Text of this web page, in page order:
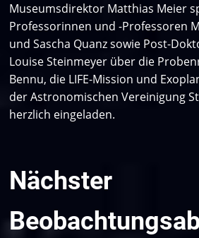
Museumsdirektor Matthias Meier
Professorinnen und -Professoren
und Sascha Quanz sowie Post-
Louise Steinmeyer über die
Bennu, die LIFE-Mission und
der Astronomischen Vereinigung
herzlich eingeladen.
Nächster